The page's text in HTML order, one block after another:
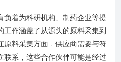
负着为科研机构、制药企业等提
工作涵盖了从源头的原料采集到
原料采集方面，供应商需要与符
联系，这些合作伙伴可能是经过